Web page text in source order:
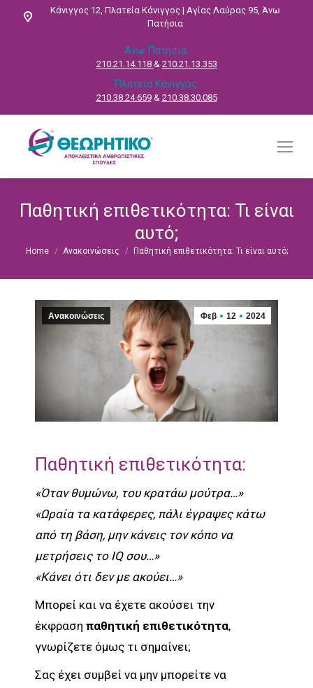
Κάνιγγος 12, Πλατεία Κάνιγγος | Αγίας Λαύρας 95, Άνω
Πατήσια
Άνω Πατήσια:
210.21.14.118 & 210.21.13.353
Πλατεία Κάνιγγος:
210.38.24.659& 210.38.30.085
Παθητική επιθετικότητα: Τι είναι
αυτό;
You are here:
Home Ανακοινώσεις Παθητική επιθετικότητα: Τι είναι αυτό;
Φεβ 12 2024
Ανακοινώσεις
Παθητική επιθετικότητα:
«Όταν θυμώνω, του κρατάω μούτρα…»
«Ωραία τα κατάφερες, πάλι έγραψες κάτω
από τη βάση, μην κάνεις τον κόπο να
μετρήσεις το IQ σου…»
«Κάνει ότι δεν με ακούει…»
Μπορεί και να έχετε ακούσει την
έκφραση παθητική επιθετικότητα,
γνωρίζετε όμως τι σημαίνει;
Σας έχει συμβεί να μην μπορείτε να